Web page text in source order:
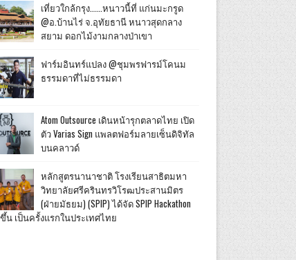
เที่ยวใกล้กรุง......หนาวนี้ที่ แก่นมะกรูด
@อ.บ้านไร่ จ.อุทัยธานี หนาวสุดกลาง
สยาม ดอกไม้งามกลางป่าเขา
ฟาร์มอินทร์แปลง @ชุมพรฟารม์โคนม
ธรรมดาที่ไม่ธรรมดา
Atom Outsource เดินหน้ารุกตลาดไทย เปิด
ตัว Varias Sign แพลตฟอร์มลายเซ็นดิจิทัล
บนคลาวด์
หลักสูตรนานาชาติ โรงเรียนสาธิตมหา
วิทยาลัยศรีครินทรวิโรฒประสานมิตร
(ฝ่ายมัธยม) (SPIP) ได้จัด SPIP Hackathon
น เป็นครั้งแรกในประเทศไทย